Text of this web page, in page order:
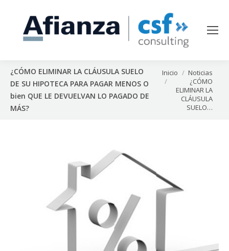
¿CÓMO ELIMINAR LA CLÁUSULA SUELO
DE SU HIPOTECA PARA PAGAR MENOS O
bien QUE LE DEVUELVAN LO PAGADO DE
MÁS?
Estás aquí:
Inicio
Noticias
¿CÓMO
ELIMINAR LA
CLÁUSULA
SUELO…